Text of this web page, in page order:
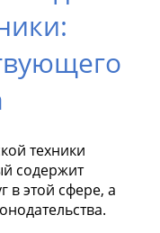
техники
содержит
в этой сфере, а